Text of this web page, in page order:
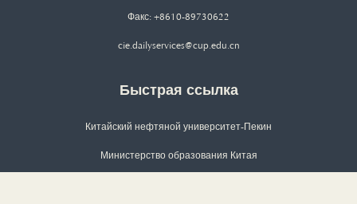
Факс: +8610-89730622
cie.dailyservices@cup.edu.cn
Быстрая ссылка
Китайский нефтяной университет-Пекин
Министерство образования Китая